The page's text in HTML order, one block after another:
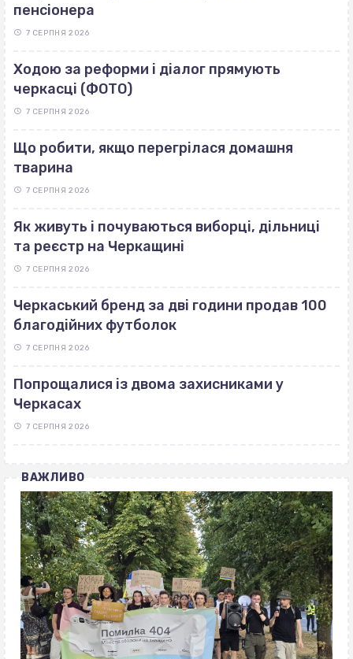
пенсіонера
7 СЕРПНЯ 2026
Ходою за реформи і діалог прямують
черкасці (ФОТО)
7 СЕРПНЯ 2026
Що робити, якщо перегрілася домашня
тварина
7 СЕРПНЯ 2026
Як живуть і почуваються виборці, дільниці
та реєстр на Черкащині
7 СЕРПНЯ 2026
Черкаський бренд за дві години продав 100
благодійних футболок
7 СЕРПНЯ 2026
Попрощалися із двома захисниками у
Черкасах
7 СЕРПНЯ 2026
ВАЖЛИВО